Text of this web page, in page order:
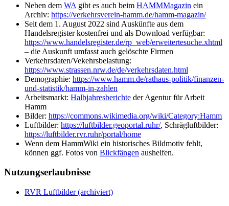
Neben dem WA gibt es auch beim HAMMMagazin ein
Archiv: https://verkehrsverein-hamm.de/hamm-magazin/
Seit dem 1. August 2022 sind Auskünfte aus dem
Handelsregister kostenfrei und als Download verfügbar:
https://www.handelsregister.de/rp_web/erweitertesuche.xhtml
– die Auskunft umfasst auch gelöschte Firmen
Verkehrsdaten/Vekehrsbelastung:
https://www.strassen.nrw.de/de/verkehrsdaten.html
Demographie: https://www.hamm.de/rathaus-politik/finanzen-
und-statistik/hamm-in-zahlen
Arbeitsmarkt: Halbjahresberichte der Agentur für Arbeit
Hamm
Bilder: https://commons.wikimedia.org/wiki/Category:Hamm
Luftbilder: https://luftbilder.geoportal.ruhr/, Schrägluftbilder:
https://luftbilder.rvr.ruhr/portal/home
Wenn dem HammWiki ein historisches Bildmotiv fehlt,
können ggf. Fotos von Blickfängen aushelfen.
Nutzungserlaubnisse
RVR Luftbilder (archiviert)